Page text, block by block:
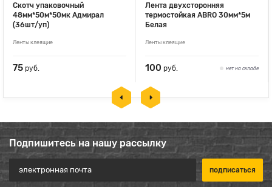
Скотч упаковочный
48мм*50м*50мк Адмирал
(36шт/уп)
Ленты клеящие
75 руб.
Лента двухсторонняя
термостойкая ABRO 30мм*5м
Белая
Ленты клеящие
100 руб. нет на складе
Подпишитесь на нашу рассылку